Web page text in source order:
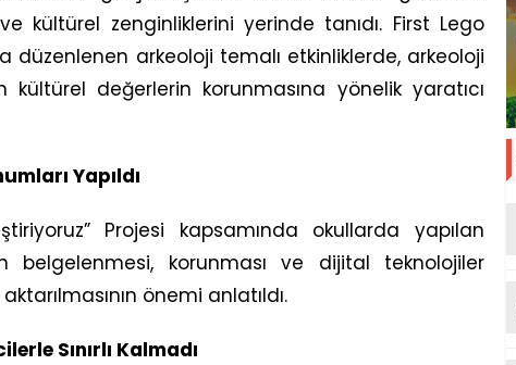
kültürel zenginliklerini yerinde tanıdı. First Lego
düzenlenen arkeoloji temalı etkinliklerde, arkeoloji
kültürel değerlerin korunmasına yönelik yaratıcı
Yapıldı
Projesi kapsamında okullarda yapılan
belgelenmesi, korunması ve dijital teknolojiler
önemi anlatıldı.
Sınırlı Kalmadı